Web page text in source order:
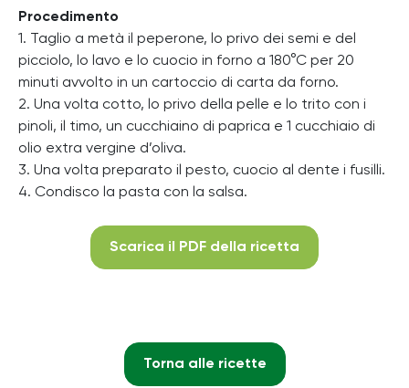
Procedimento
1. Taglio a metà il peperone, lo privo dei semi e del
picciolo, lo lavo e lo cuocio in forno a 180°C per 20
minuti avvolto in un cartoccio di carta da forno.
2. Una volta cotto, lo privo della pelle e lo trito con i
pinoli, il timo, un cucchiaino di paprica e 1 cucchiaio di
olio extra vergine d’oliva.
3. Una volta preparato il pesto, cuocio al dente i fusilli.
4. Condisco la pasta con la salsa.
Scarica il PDF della ricetta
Torna alle ricette